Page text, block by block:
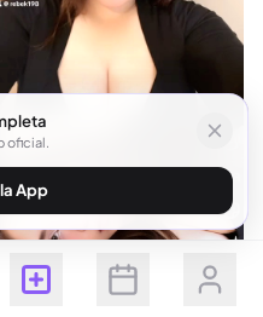
Suscribirse
oficial.
App